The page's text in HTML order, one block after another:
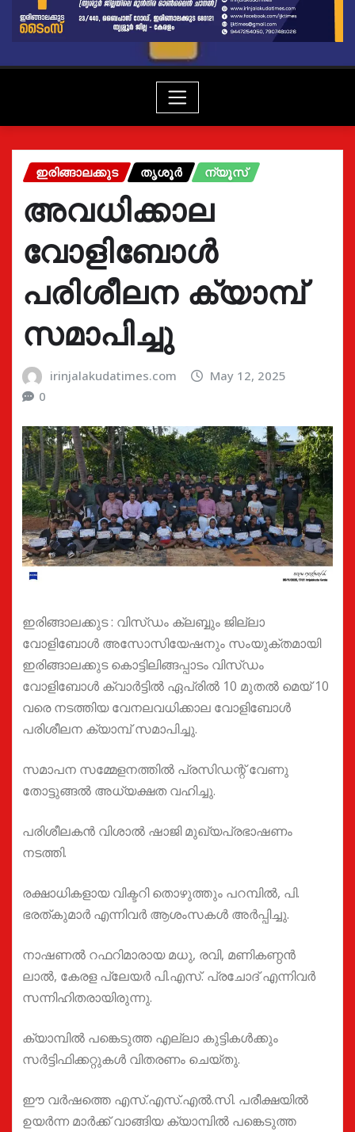
ഇരിങ്ങാലക്കുട തൃശൂർ ന്യൂസ്
അവധിക്കാല
വോളിബോൾ
പരിശീലന ക്യാമ്പ്
സമാപിച്ചു
irinjalakudatimes.com
May 12, 2025
0
ഇരിങ്ങാലക്കുട : വിസ്ഡം ക്ലബ്ബും ജില്ലാ
വോളിബോൾ അസോസിയേഷനും സംയുക്തമായി
ഇരിങ്ങാലക്കുട കൊട്ടിലിങ്ങപ്പാടം വിസ്ഡം
വോളിബോൾ ക്വാർട്ടിൽ ഏപ്രിൽ 10 മുതൽ മെയ് 10
വരെ നടത്തിയ വേനലവധിക്കാല വോളിബോൾ
പരിശീലന ക്യാമ്പ് സമാപിച്ചു.
സമാപന സമ്മേളനത്തിൽ പ്രസിഡന്റ് വേണു
തോട്ടുങ്ങൽ അധ്യക്ഷത വഹിച്ചു.
പരിശീലകൻ വിശാൽ ഷാജി മുഖ്യപ്രഭാഷണം
നടത്തി.
രക്ഷാധികളായ വിക്ടറി തൊഴുത്തും പറമ്പിൽ, പി.
ഭരത്കുമാർ എന്നിവർ ആശംസകൾ അർപ്പിച്ചു.
നാഷണൽ റഫറിമാരായ മധു, രവി, മണികണ്ഠൻ
ലാൽ, കേരള പ്ലേയർ പി.എസ്. പ്രചോദ് എന്നിവർ
സന്നിഹിതരായിരുന്നു.
ക്യാമ്പിൽ പങ്കെടുത്ത എല്ലാ കുട്ടികൾക്കും
സർട്ടിഫിക്കറ്റുകൾ വിതരണം ചെയ്തു.
ഈ വർഷത്തെ എസ്.എസ്.എൽ.സി. പരീക്ഷയിൽ
ഉയർന്ന മാർക്ക് വാങ്ങിയ ക്യാമ്പിൽ പങ്കെടുത്ത